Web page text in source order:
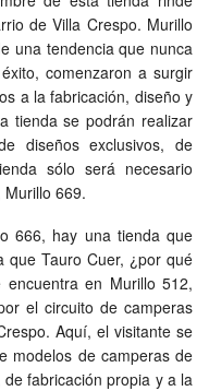
de Villa Crespo. Murillo
una tendencia que nunca
comenzaron a surgir
a la fabricación, diseño y
tienda se podrán realizar
diseños exclusivos, de
sólo será necesario
669.
666, hay una tienda que
Tauro Cuer, ¿por qué
en Murillo 512,
el circuito de camperas
Aquí, el visitante se
modelos de camperas de
fabricación propia y a la